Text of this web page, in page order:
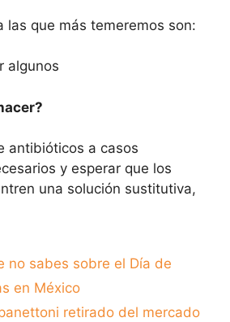
las que más temeremos son:
algunos
antibióticos a casos
y esperar que los
una solución sustitutiva,
no sabes sobre el Día de
en México
retirado del mercado